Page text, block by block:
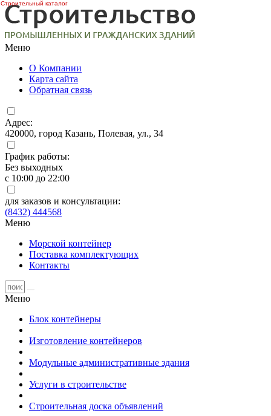
Меню
О Компании
Карта сайта
Обратная связь
Адрес:
420000, город Казань, Полевая, ул., 34
График работы:
Без выходных
с 10:00 до 22:00
для заказов и консультации:
(8432) 444568
Меню
Морской контейнер
Поставка комплектующих
Контакты
Меню
Блок контейнеры
Изготовление контейнеров
Модульные административные здания
Услуги в строительстве
Строительная доска объявлений
Строительный каталог